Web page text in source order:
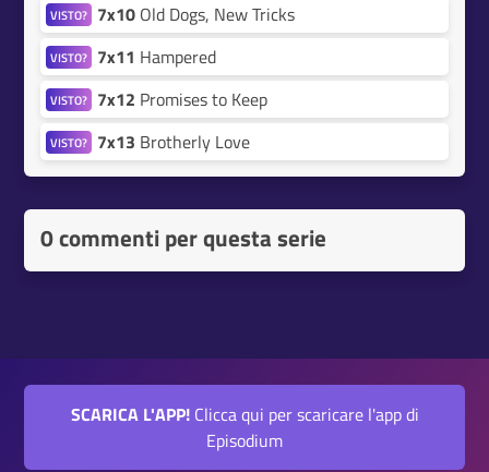
VISTO? 7x10 Old Dogs, New Tricks
VISTO? 7x11 Hampered
VISTO? 7x12 Promises to Keep
VISTO? 7x13 Brotherly Love
0 commenti per questa serie
SCARICA L'APP!Clicca qui per scaricare l'app di
Episodium